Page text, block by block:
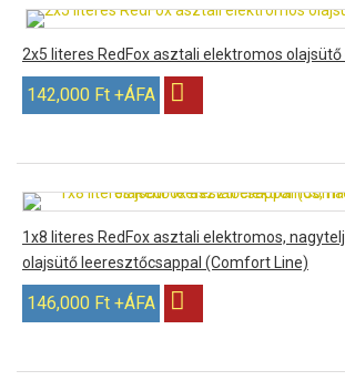
2x5 literes RedFox asztali elektromos
142,000 Ft +ÁFA
1x8 literes RedFox asztali elektromos,
olajsütő leeresztőcsappal (Comfort Line)
146,000 Ft +ÁFA